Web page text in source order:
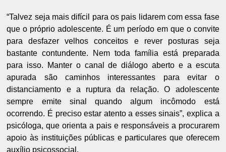
“Talvez seja mais difícil para os pais lidarem com essa fase
que o próprio adolescente. É um período em que o convite
para desfazer velhos conceitos e rever posturas seja
bastante contundente. Nem toda família está preparada
para isso. Manter o canal de diálogo aberto e a escuta
apurada são caminhos interessantes para evitar o
distanciamento e a ruptura da relação. O adolescente
sempre emite sinal quando algum incômodo está
ocorrendo. É preciso estar atento a esses sinais”, explica a
psicóloga, que orienta a pais e responsáveis a procurarem
apoio às instituições públicas e particulares que oferecem
auxílio psicossocial.